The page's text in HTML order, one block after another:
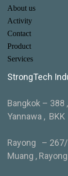
About us
Activity
Contact
Product
Services
StrongTech
Bangkok – 388
Yannawa ,
Rayong – 267/
Muang ,